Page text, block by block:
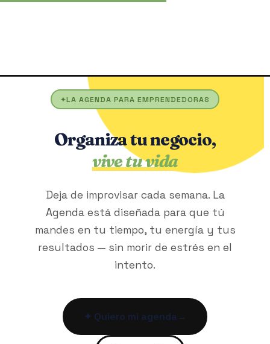
LA AGENDA PARA EMPRENDEDORAS
Organiza tu negocio,
vive tu vida
Deja de improvisar cada semana. La
Agenda está diseñada para que tú
mandes en tu tiempo, tu energía y tus
resultados — sin morir de estrés en el
intento.
✦ Quiero mi agenda→